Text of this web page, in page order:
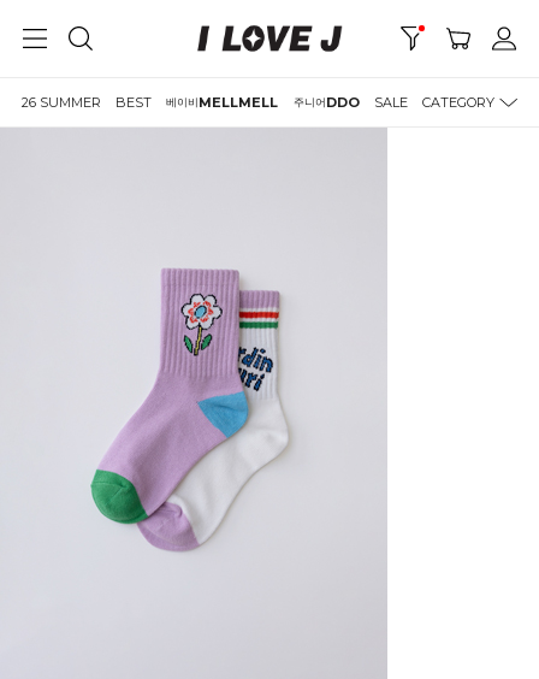
26 SUMMER BEST 베이비MELLMELL 주니어DDO SALE CATEGORY